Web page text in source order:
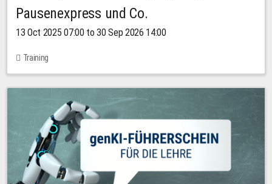
Pausenexpress und Co.
13 Oct 2025 07:00 to 30 Sep 2026 14:00
Training